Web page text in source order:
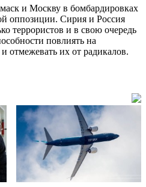
и Москву в бомбардировках
оппозиции. Сирия и Россия
террористов и в свою очередь
повлиять на
отмежевать их от радикалов.